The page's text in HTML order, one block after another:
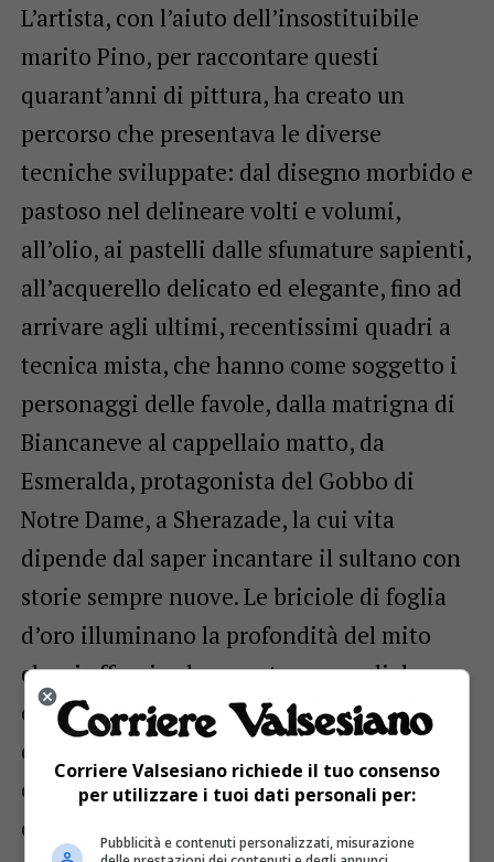
L’artista, con l’aiuto dell’insostituibile
marito Pino, per raccontare questi
quarant’anni di pittura, ha creato un
percorso che presentava le diverse
tecniche sviluppate: dal disegno morbido e
pastoso nel delineare volti e volumi,
all’olio, ai pastelli dalle sfumature sapienti,
all’acquerello delicato ed elegante, fino ad
arrivare agli ultimi, recentissimi quadri a
tecnica mista, che hanno come soggetto i
personaggi delle favole, dalla matrigna di
Biancaneve al cappellaio matto, da
Esmeralda, protagonista del Gobbo di
Notre Dame, a Sherazade, la cui vita
dipende dal saper incantare il sultano con
storie sempre nuove. Le briciole di foglia
d’oro illuminano la profondità del mito
che si affaccia al presente per un dialogo
che non si era mai interrotto. Gli oggetti
quotidiani acquistano nuova vita in
composizioni ariose e leggere, la
composizione cattura lo sguardo
Corriere Valsesiano richiede il tuo consenso
per utilizzare i tuoi dati personali per:
Pubblicità e contenuti personalizzati, misurazione